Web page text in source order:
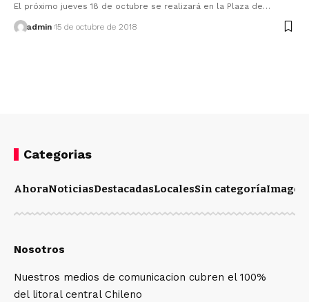
El próximo jueves 18 de octubre se realizará en la Plaza de…
admin 15 de octubre de 2018
Categorias
AhoraNoticiasDestacadasLocalesSin categoríaImagen
Nosotros
Nuestros medios de comunicacion cubren el 100%
del litoral central Chileno